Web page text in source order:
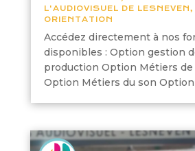
L'AUDIOVISUEL DE LESNEVEN ,
ORIENTATION
Accédez directement à nos
disponibles : Option gestion
production Option Métiers de
Option Métiers du son Option